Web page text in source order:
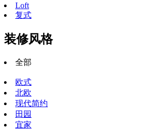
Loft
复式
装修风格
全部
欧式
北欧
现代简约
田园
宜家